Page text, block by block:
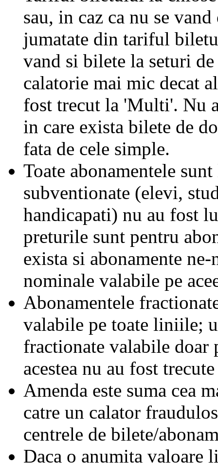
sau, in caz ca nu se
jumatate din tariful
vand si bilete la seturi
calatorie mai mic decat
fost trecut la 'Multi'. Nu
in care exista bilete de
fata de cele simple.
Toate abonamentele
subventionate (elevi,
handicapati) nu au fost
preturile sunt pentru
exista si abonamente
nominale valabile pe
Abonamentele
valabile pe toate liniile;
fractionate valabile doar
acestea nu au fost
Amenda este suma cea
catre un calator
centrele de bilete/
Daca o anumita valoare